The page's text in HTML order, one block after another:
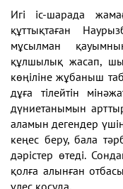
Игі іс-шарада
құттықтаған
мұсылман
құлшылық жасап,
көңіліне жұбаныш
дұға тілейтін
дүниетанымын
аламын дегендер
кеңес беру, бала
дәрістер өтеді.
қолға алынған